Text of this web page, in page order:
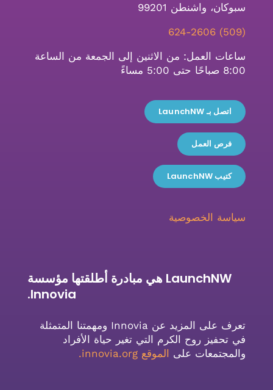
سبوكان، واشنطن 99201
(509) 624-2606
ساعات العمل: من الاثنين إلى الجمعة من الساعة
8:00 صباحًا حتى 5:00 مساءً
اتصل بـ LaunchNW
فرص العمل
كتيب LaunchNW
سياسة الخصوصية
LaunchNW هي مبادرة أطلقتها مؤسسة
Innovia.
تعرف على المزيد عن Innovia ومهمتنا المتمثلة
في تحفيز روح الكرم التي تغير حياة الأفراد
والمجتمعات على الموقع innovia.org .